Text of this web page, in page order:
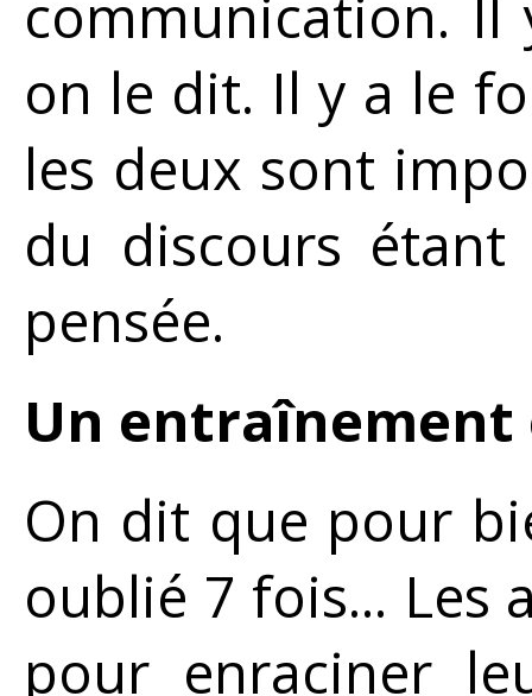
communication.
on le dit. Il y a le
les deux sont
du discours
pensée.
Un entraînement
On dit que pour
oublié 7 fois... Les
pour enraciner